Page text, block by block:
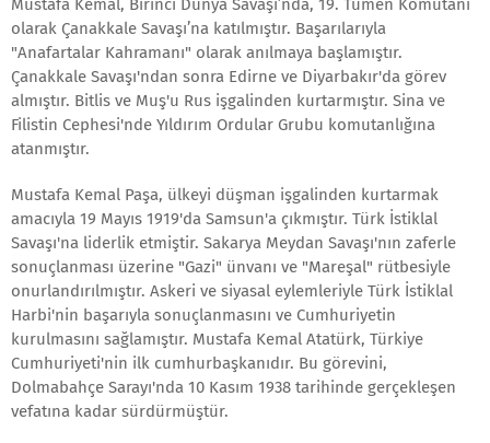
Mustafa Kemal, Birinci Dünya Savaşı’nda, 19. Tümen Komutanı
olarak Çanakkale Savaşı’na katılmıştır. Başarılarıyla
"Anafartalar Kahramanı" olarak anılmaya başlamıştır.
Çanakkale Savaşı'ndan sonra Edirne ve Diyarbakır'da görev
almıştır. Bitlis ve Muş'u Rus işgalinden kurtarmıştır. Sina ve
Filistin Cephesi'nde Yıldırım Ordular Grubu komutanlığına
atanmıştır.
Mustafa Kemal Paşa, ülkeyi düşman işgalinden kurtarmak
amacıyla 19 Mayıs 1919'da Samsun'a çıkmıştır. Türk İstiklal
Savaşı'na liderlik etmiştir. Sakarya Meydan Savaşı'nın zaferle
sonuçlanması üzerine "Gazi" ünvanı ve "Mareşal" rütbesiyle
onurlandırılmıştır. Askeri ve siyasal eylemleriyle Türk İstiklal
Harbi'nin başarıyla sonuçlanmasını ve Cumhuriyetin
kurulmasını sağlamıştır. Mustafa Kemal Atatürk, Türkiye
Cumhuriyeti'nin ilk cumhurbaşkanıdır. Bu görevini,
Dolmabahçe Sarayı'nda 10 Kasım 1938 tarihinde gerçekleşen
vefatına kadar sürdürmüştür.